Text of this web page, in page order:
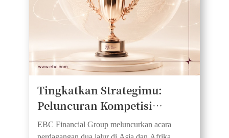
Tingkatkan Strategimu:
Peluncuran Kompetisi
Perdagangan Global dengan
EBC Financial Group meluncurkan acara